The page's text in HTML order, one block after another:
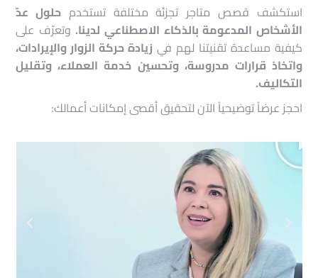
استكشف قصص متاجر تجزئة مختلفة تستخدم حلول عدّ
الأشخاص المدعومة بالذكاء الاصطناعي لدينا. وتعرّف على
كيفية مساعدة تقنيتنا لهم في زيادة حركة الزوار والإيرادات،
واتخاذ قرارات مدروسة، وتحسين خدمة العملاء، وتقليل
التكاليف.
احجز عرضاً توضيحياً الآن لتحقيق أقصى إمكانات أعمالك: